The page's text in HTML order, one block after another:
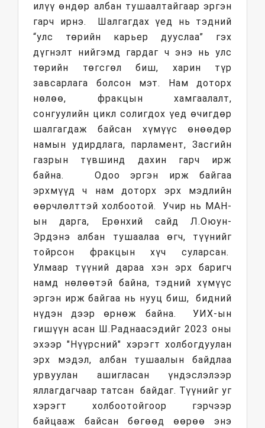
илүү өндөр албан тушаалтайгаар эргэн
гарч ирнэ. Шалгагдах үед нь тэдний
“улс төрийн карьер дууслаа” гэх
дүгнэлт нийгэмд гардаг ч энэ нь улс
төрийн төгсгөл биш, харин түр
завсарлага болсон мэт. Нам доторх
нөлөө, фракцын хамгаалалт,
сонгуулийн цикл солигдох үед өчигдөр
шалгагдаж байсан хүмүүс өнөөдөр
намын удирдлага, парламент, Засгийн
газрын түвшинд дахин гарч ирж
байна. Одоо эргэн ирж байгаа
эрхмүүд ч нам доторх эрх мэдлийн
өөрчлөлттэй холбоотой. Учир нь МАН-
ын дарга, Ерөнхий сайд Л.Оюун-
Эрдэнэ албан тушаалаа өгч, түүнийг
тойрсон фракцын хүч суларсан.
Улмаар түүний дараа хэн эрх баригч
намд нөлөөтэй байна, тэдний хүмүүс
эргэн ирж байгаа нь нууц биш, бидний
нүдэн дээр өрнөж байна. УИХ-ын
гишүүн асан Ш.Раднаасэдийг 2023 оны
эхээр "Нүүрсний" хэрэгт холбогдуулан
эрх мэдэл, албан тушаалын байдлаа
урвуулан ашигласан үндэслэлээр
яллагдагчаар татсан байдаг. Түүнийг уг
хэрэгт холбоотойгоор гэрчээр
байцааж байсан бөгөөд өөрөө энэ